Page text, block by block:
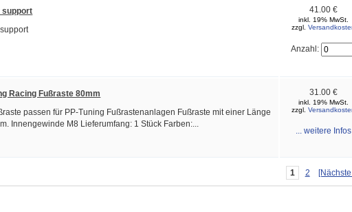
support
support
41.00 €
inkl. 19% MwSt.
zzgl.
Anzahl:
Racing Fußraste 80mm
passen für PP-Tuning Fußrastenanlagen Fußraste mit einer Länge
Innengewinde M8 Lieferumfang: 1 Stück Farben:...
31.00 €
inkl. 19% MwSt.
zzgl.
... weitere Infos
1 2